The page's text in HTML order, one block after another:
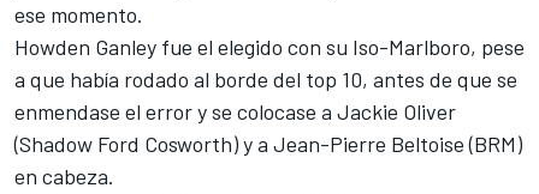
ese momento.
Howden Ganley fue el elegido con su Iso-Marlboro, pese
a que había rodado al borde del top 10, antes de que se
enmendase el error y se colocase a Jackie Oliver
(Shadow Ford Cosworth) y a Jean-Pierre Beltoise (BRM)
en cabeza.